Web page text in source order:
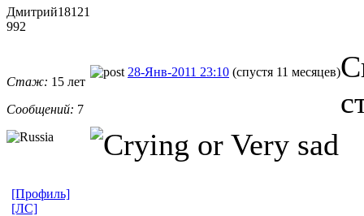
Дмитрий18121
992
Стаж: 15 лет
Сообщений: 7
28-Янв-2011 23:10 (спустя 11 месяцев)
[Профиль]
[ЛС]